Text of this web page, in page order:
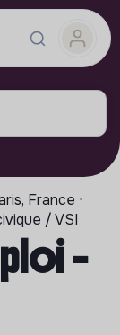
France ⋅
/ VSI
-